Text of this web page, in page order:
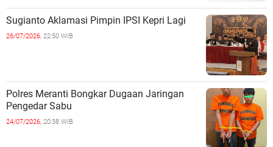
Sugianto Aklamasi Pimpin IPSI Kepri Lagi
26/07/2026, 22:50 WIB
Polres Meranti Bongkar Dugaan Jaringan
Pengedar Sabu
24/07/2026, 20:38 WIB